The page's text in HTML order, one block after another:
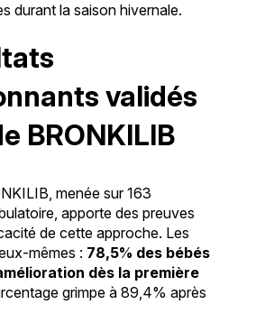
durant la saison hivernale.
validés
BRONKILIB
menée sur 163
apporte des preuves
de cette approche. Les
mêmes : 78,5% des bébés
dès la première
grimpe à 89,4% après